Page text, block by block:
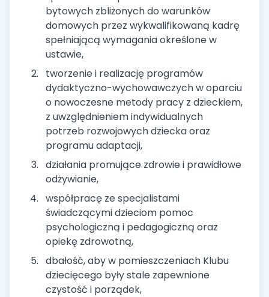
bytowych zbliżonych do warunków
domowych przez wykwalifikowaną kadrę
spełniającą wymagania określone w
ustawie,
tworzenie i realizację programów
dydaktyczno-wychowawczych w oparciu
o nowoczesne metody pracy z dzieckiem,
z uwzględnieniem indywidualnych
potrzeb rozwojowych dziecka oraz
programu adaptacji,
działania promujące zdrowie i prawidłowe
odżywianie,
współpracę ze specjalistami
świadczącymi dzieciom pomoc
psychologiczną i pedagogiczną oraz
opiekę zdrowotną,
dbałość, aby w pomieszczeniach Klubu
dziecięcego były stale zapewnione
czystość i porządek,